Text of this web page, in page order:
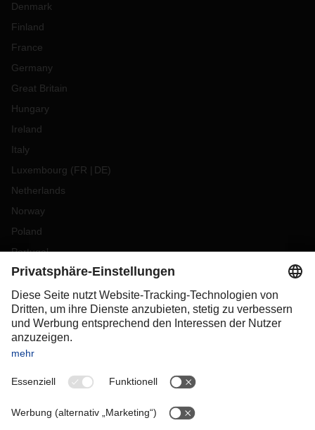
Denmark
Finland
France
Germany
Great Britain
Hungary
Ireland
Italy
Luxembourg (FR DE)
Netherlands
Norway
Poland
Portugal
Romania
Slovakia
Spain
Sweden
Switzerland
OCEANIA